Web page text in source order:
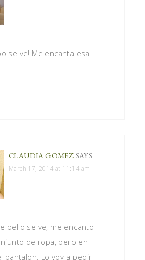
se ve! Me encanta esa
CLAUDIA GOMEZ SAYS
March 17, 2014 at 11:14 am
bello se ve, me encanto
de ropa, pero en
pantalon. Lo voy a pedir